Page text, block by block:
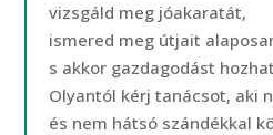
vizsgáld meg jóakaratát,
ismered meg útjait
s akkor gazdagodást
Olyantól kérj tanácsot, aki
és nem hátsó szándékkal